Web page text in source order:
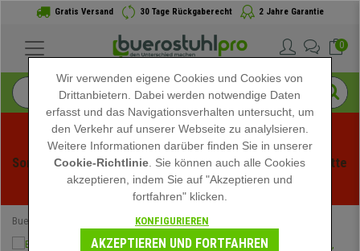
Gratis Versand 30 Tage Rückgaberecht 2 Jahre Garantie
0
Sommerschlussverauf bei buerstuhlpro! Exklusive Rabatte
für kurze Zeit - Aktion ansehen -
Buerostuhlpro Ergonomische Bürostühle
Wir verwenden eigene Cookies und Cookies von
Drittanbietern. Dabei werden notwendige Daten
erfasst und das Navigationsverhalten untersucht, um
den Verkehr auf unserer Webseite zu analylsieren.
Weitere Informationen darüber finden Sie in unserer
Cookie-Richtlinie . Sie können auch alle Cookies
akzeptieren, indem Sie auf "Akzeptieren und
fortfahren" klicken.
KONFIGURIEREN
AKZEPTIEREN UND FORTFAHREN